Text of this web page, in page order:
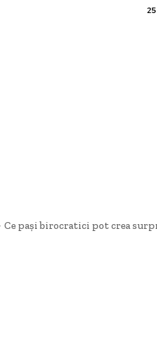
Ce pași birocratici pot crea